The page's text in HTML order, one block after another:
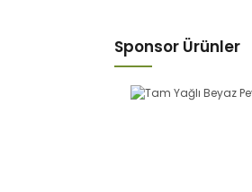
Sponsor Ürünler